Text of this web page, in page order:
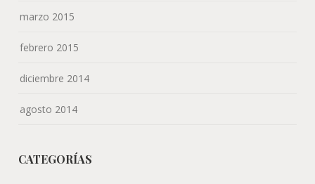
marzo 2015
febrero 2015
diciembre 2014
agosto 2014
CATEGORÍAS